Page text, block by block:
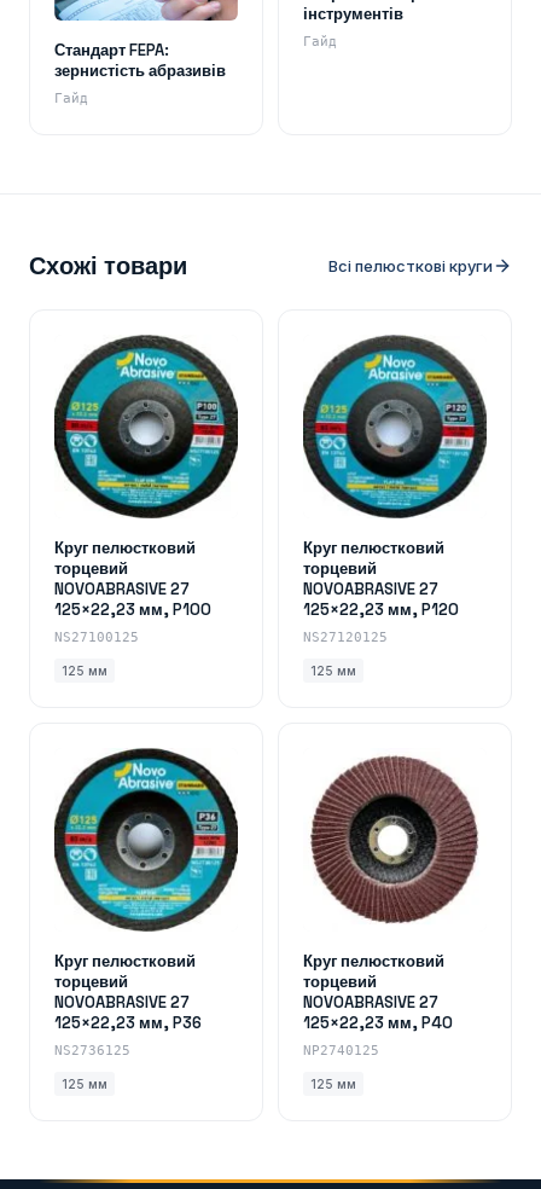
Стандарт FEPA:
зернистість абразивів
Гайд
інструментів
Гайд
Схожі товари Всі пелюсткові круги
Круг пелюстковий
торцевий
NOVOABRASIVE 27
125×22,23 мм, P100
NS27100125
125 мм
Круг пелюстковий
торцевий
NOVOABRASIVE 27
125×22,23 мм, P120
NS27120125
125 мм
Круг пелюстковий
торцевий
NOVOABRASIVE 27
125×22,23 мм, P36
NS2736125
125 мм
Круг пелюстковий
торцевий
NOVOABRASIVE 27
125×22,23 мм, P40
NP2740125
125 мм